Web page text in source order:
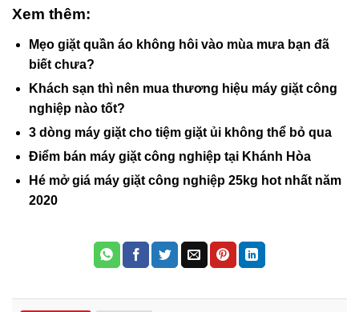
Xem thêm:
Mẹo giặt quần áo không hôi vào mùa mưa bạn đã
biết chưa?
Khách sạn thì nên mua thương hiệu máy giặt công
nghiệp nào tốt?
3 dòng máy giặt cho tiệm giặt ủi không thể bỏ qua
Điểm bán máy giặt công nghiệp tại Khánh Hòa
Hé mở giá máy giặt công nghiệp 25kg hot nhất năm
2020